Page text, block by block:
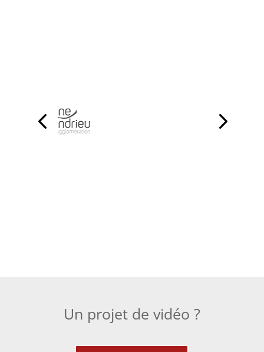
Un projet de vidéo ?